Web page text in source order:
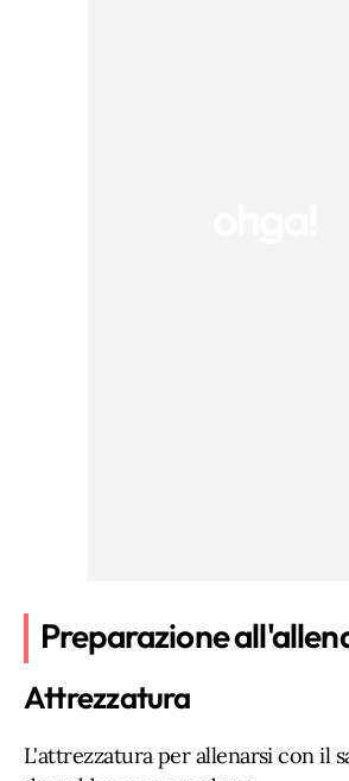
Preparazione
Attrezzatura
L'attrezzatura per allenarsi con il